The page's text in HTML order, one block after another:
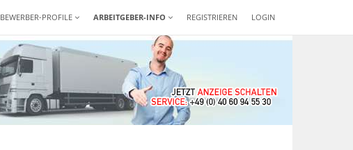
REGISTRIEREN LOGIN
BEWERBER-PROFILE ARBEITGEBER-INFO